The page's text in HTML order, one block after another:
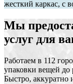
жесткий каркас, с
Мы
услуг для
Работаем в 112
упаковки вещей до
Быстро, аккуратно